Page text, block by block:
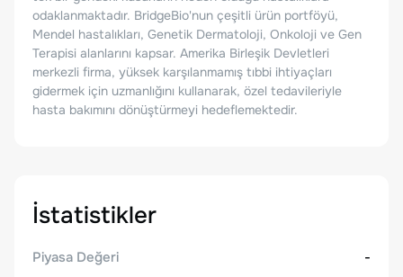
odaklanmaktadır. BridgeBio'nun çeşitli ürün portföyü,
Mendel hastalıkları, Genetik Dermatoloji, Onkoloji ve Gen
Terapisi alanlarını kapsar. Amerika Birleşik Devletleri
merkezli firma, yüksek karşılanmamış tıbbi ihtiyaçları
gidermek için uzmanlığını kullanarak, özel tedavileriyle
hasta bakımını dönüştürmeyi hedeflemektedir.
İstatistikler
Piyasa Değeri
-